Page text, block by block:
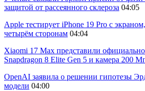
защитой от рассеянного склероза 04:05
Apple тестирует iPhone 19 Pro с
четырём сторонам 04:04
Xiaomi 17 Max представили
Snapdragon 8 Elite Gen 5 и камера 200
OpenAI заявила о решении гипотезы
модели 04:00